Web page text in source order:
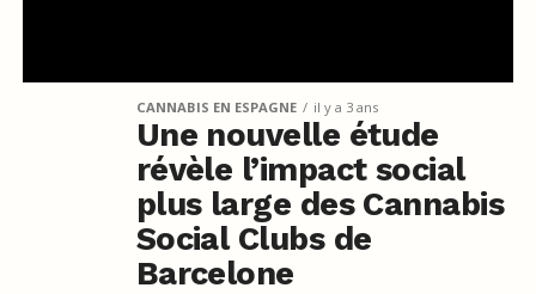
CANNABIS EN ESPAGNE il y a 3 ans
Une nouvelle étude
révèle l’impact social
plus large des Cannabis
Social Clubs de
Barcelone